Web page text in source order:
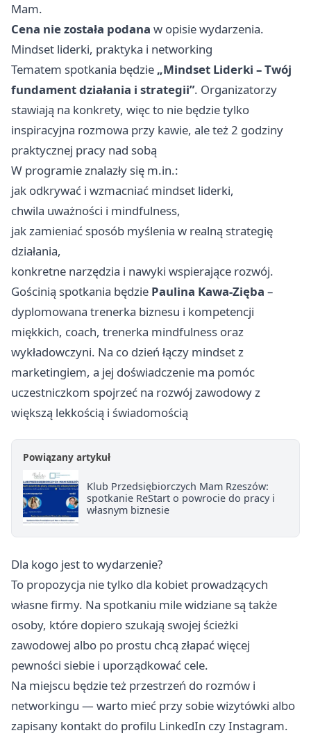
Mam.
Cena nie została podana w opisie wydarzenia.
Mindset liderki, praktyka i networking
Tematem spotkania będzie „Mindset Liderki – Twój
fundament działania i strategii”. Organizatorzy
stawiają na konkrety, więc to nie będzie tylko
inspiracyjna rozmowa przy kawie, ale też 2 godziny
praktycznej pracy nad sobą
W programie znalazły się m.in.:
jak odkrywać i wzmacniać mindset liderki,
chwila uważności i mindfulness,
jak zamieniać sposób myślenia w realną strategię
działania,
konkretne narzędzia i nawyki wspierające rozwój.
Gościnią spotkania będzie Paulina Kawa-Zięba –
dyplomowana trenerka biznesu i kompetencji
miękkich, coach, trenerka mindfulness oraz
wykładowczyni. Na co dzień łączy mindset z
marketingiem, a jej doświadczenie ma pomóc
uczestniczkom spojrzeć na rozwój zawodowy z
większą lekkością i świadomością
Powiązany artykuł
Klub Przedsiębiorczych Mam Rzeszów:
spotkanie ReStart o powrocie do pracy i
własnym biznesie
Dla kogo jest to wydarzenie?
To propozycja nie tylko dla kobiet prowadzących
własne firmy. Na spotkaniu mile widziane są także
osoby, które dopiero szukają swojej ścieżki
zawodowej albo po prostu chcą złapać więcej
pewności siebie i uporządkować cele.
Na miejscu będzie też przestrzeń do rozmów i
networkingu — warto mieć przy sobie wizytówki albo
zapisany kontakt do profilu LinkedIn czy Instagram.